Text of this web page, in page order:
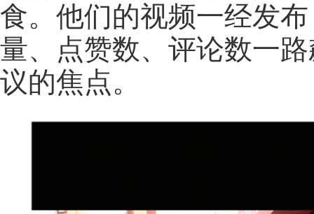
食。他们的视频一经发
量、点赞数、评论数一
议的焦点。